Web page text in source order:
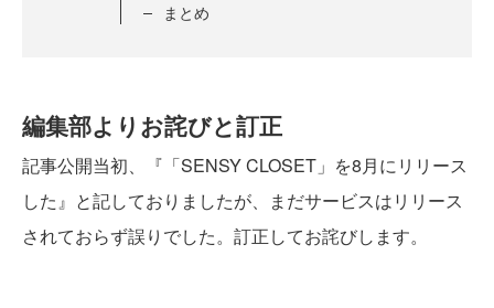
まとめ
編集部よりお詫びと訂正
記事公開当初、『「SENSY CLOSET」を8月にリリース
した』と記しておりましたが、まだサービスはリリース
されておらず誤りでした。訂正してお詫びします。